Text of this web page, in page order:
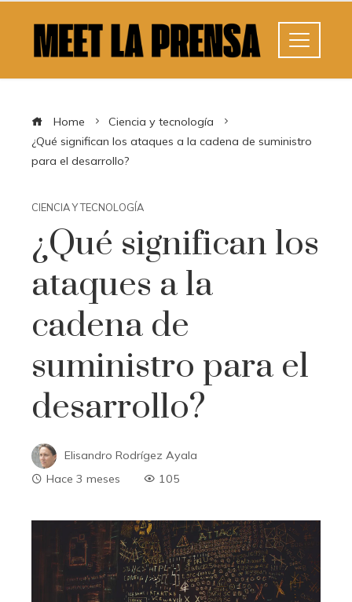
Home
Ciencia y tecnología
¿Qué significan los ataques a la cadena de suministro
para el desarrollo?
CIENCIA Y TECNOLOGÍA
¿Qué significan los
ataques a la
cadena de
suministro para el
desarrollo?
Elisandro Rodrígez Ayala
Hace 3 meses
105